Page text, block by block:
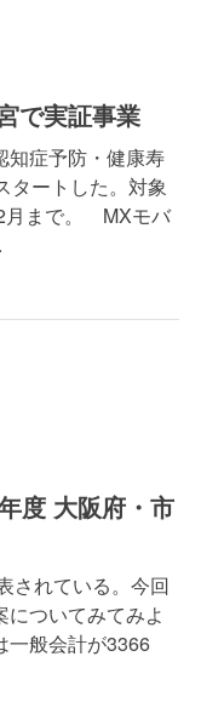
で実証事業
知症予防・健康寿
タートした。対象
月まで。 MXモバ
度 大阪府・市
されている。今回
ついてみてみよ
一般会計が3366